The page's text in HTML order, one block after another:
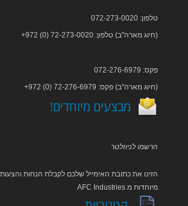
טלפון: 072-273-0020
+972 (0) 72-273-0020 :חיוג מארה"ב) טלפון)
פקס: 072-276-6979
+972 (0) 72-276-6979 :חיוג מארה"ב) פקס)
!מבצעים מיוחדים
הרשמו לניוזלטר
הזינו את כתובת האימייל שלכם לקבלת הנחות והצעות
AFC Industries מיוחדות מ